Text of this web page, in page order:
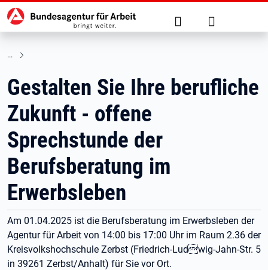
zu den Hauptinhalten springen
Hauptnavigation Suche Anmelden
Gestalten Sie Ihre berufliche
Zukunft - offene
Sprechstunde der
Berufsberatung im
Erwerbsleben
Am 01.04.2025 ist die Berufsberatung im Erwerbsleben der
Agentur für Arbeit von 14:00 bis 17:00 Uhr im Raum 2.36 der
Kreisvolkshochschule Zerbst (Friedrich-Ludwig-Jahn-Str. 5
in 39261 Zerbst/Anhalt) für Sie vor Ort.